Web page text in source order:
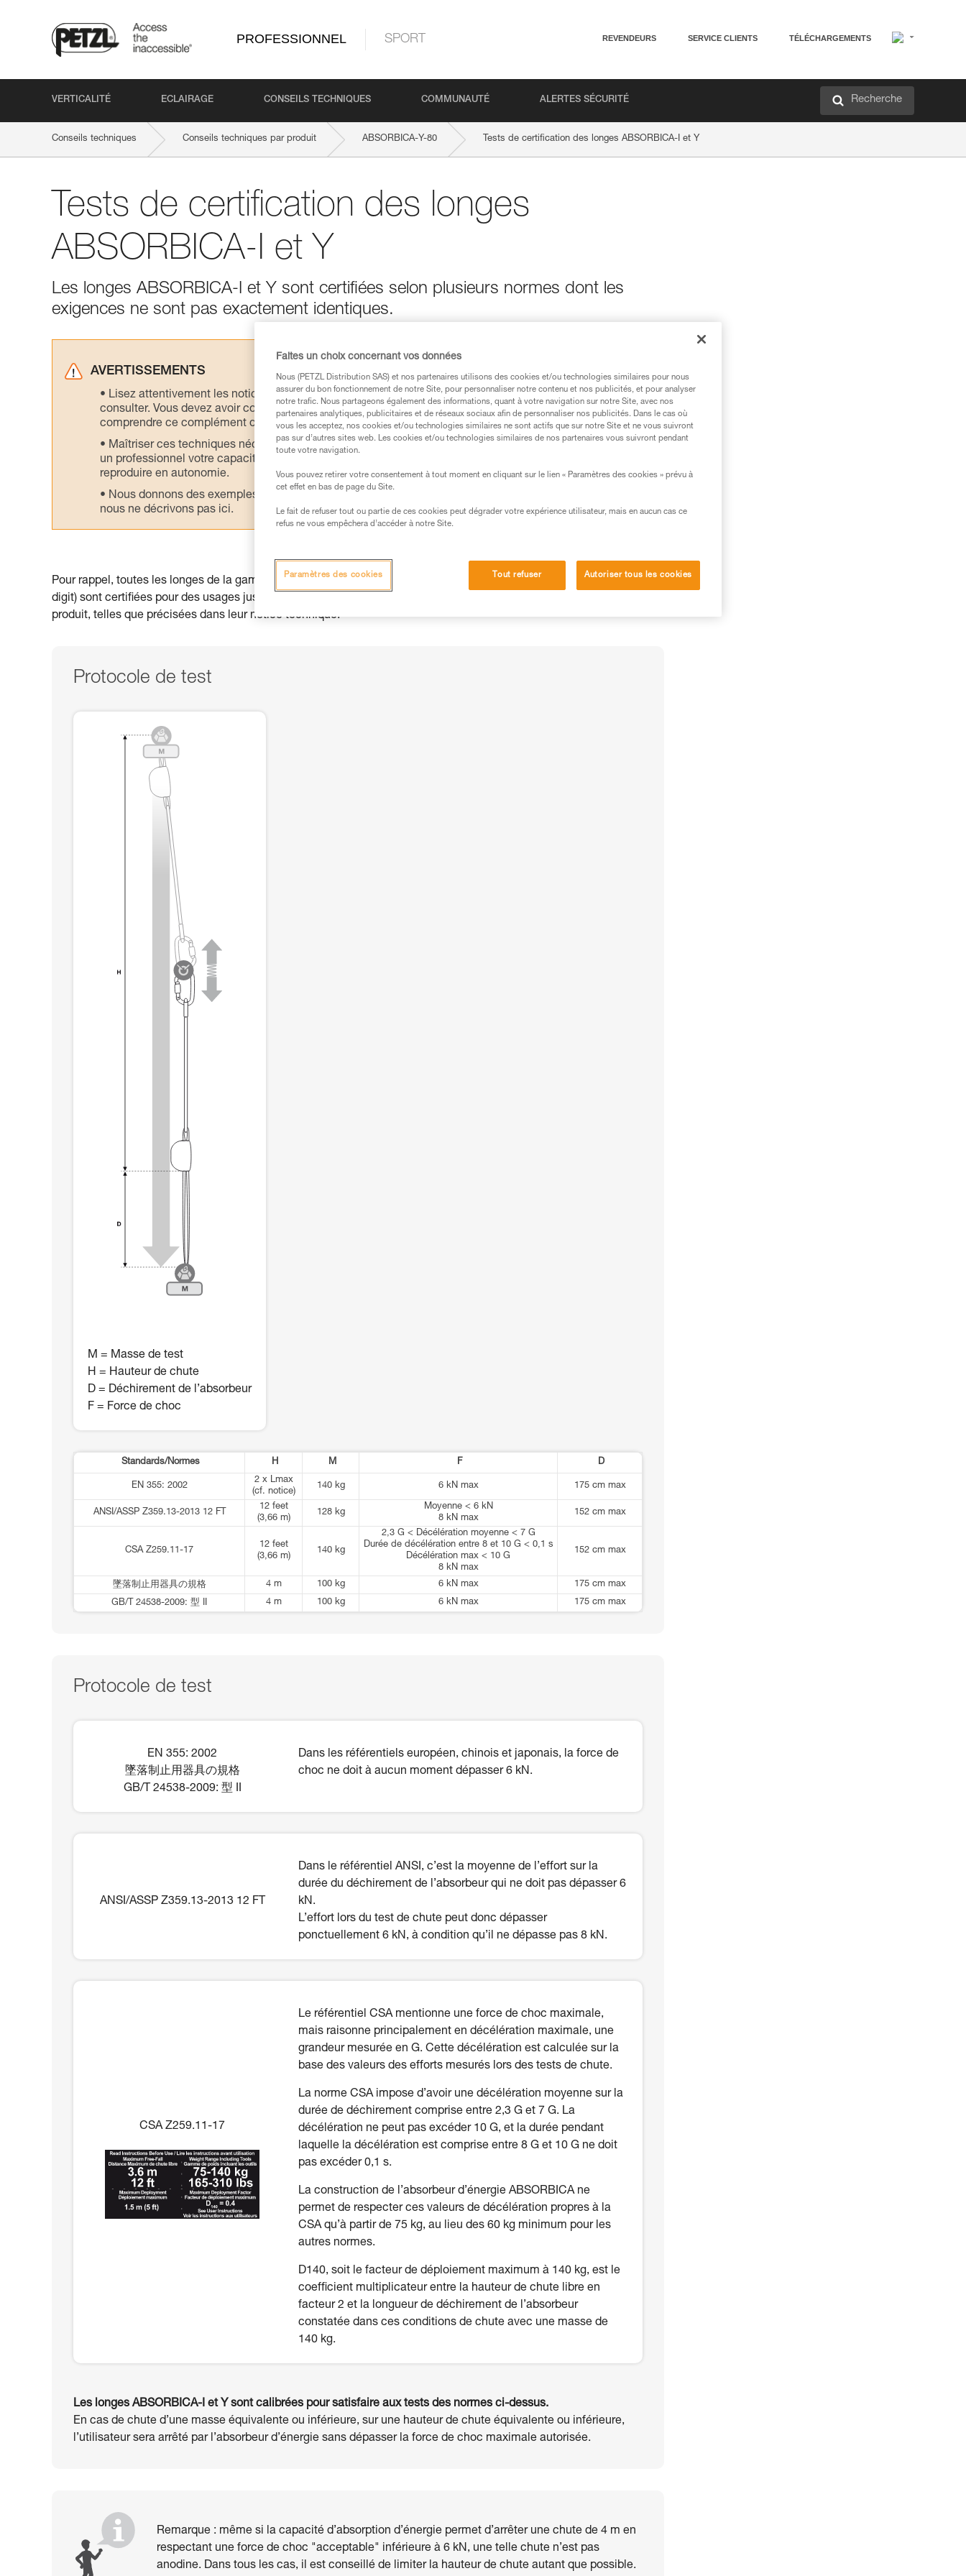
PROFESSIONNEL SPORT REVENDEURS SERVICE CLIENTS TÉLÉCHARGEMENTS
VERTICALITÉ ECLAIRAGE CONSEILS TECHNIQUES COMMUNAUTÉ ALERTES SÉCURITÉ Recherche
Conseils techniques Conseils techniques par produit ABSORBICA-Y-80 Tests de certification des longes ABSORBICA-I et Y
Tests de certification des longes
ABSORBICA-I et Y
Les longes ABSORBICA-I et Y sont certifiées selon plusieurs normes dont les
exigences ne sont pas exactement identiques.
AVERTISSEMENTS
Lisez attentivement les notices techniques des produits utilisés dans ce conseil avant de le
consulter. Vous devez avoir compris les informations de la notice technique pour pouvoir
comprendre ce complément d’informations.
Maîtriser ces techniques nécessite une formation et un entraînement spécifique. Validez avec
un professionnel votre capacité à refaire la manipulation, seul, en toute sécurité, avant de la
reproduire en autonomie.
Nous donnons des exemples de techniques liées à votre activité. Il peut en exister d’autres que
nous ne décrivons pas ici.
Pour rappel, toutes les longes de la gamme ABSORBICA 2024 (référence commerciale comportant un B au sixième
digit) sont certifiées pour des usages jusqu’à 140 kg max, et pour les hauteurs de chute maximales propres à chaque
produit, telles que précisées dans leur notice technique.
Protocole de test
M = Masse de test
H = Hauteur de chute
D = Déchirement de l’absorbeur
F = Force de choc
Standards/Normes H M F D
EN 355: 2002
2 x Lmax
(cf. notice)
140 kg 6 kN max 175 cm max
ANSI/ASSP Z359.13-2013 12 FT
12 feet
(3,66 m)
128 kg
Moyenne < 6 kN
8 kN max
152 cm max
CSA Z259.11-17
12 feet
(3,66 m)
140 kg
2,3 G < Décélération moyenne < 7 G
Durée de décélération entre 8 et 10 G < 0,1 s
Décélération max < 10 G
8 kN max
152 cm max
墜落制止用器具の規格 4 m 100 kg 6 kN max
175 cm max
GB/T 24538-2009: 型 II
4 m 100 kg 6 kN max 175 cm max
Protocole de test
EN 355: 2002
墜落制止用器具の規格
GB/T 24538-2009: 型 II
Dans les référentiels européen, chinois et japonais, la force de
choc ne doit à aucun moment dépasser 6 kN.
ANSI/ASSP Z359.13-2013 12 FT
Dans le référentiel ANSI, c’est la moyenne de l’effort sur la
durée du déchirement de l’absorbeur qui ne doit pas dépasser 6
kN.
L’effort lors du test de chute peut donc dépasser
ponctuellement 6 kN, à condition qu’il ne dépasse pas 8 kN.
CSA Z259.11-17
Le référentiel CSA mentionne une force de choc maximale,
mais raisonne principalement en décélération maximale, une
grandeur mesurée en G. Cette décélération est calculée sur la
base des valeurs des efforts mesurés lors des tests de chute.
La norme CSA impose d’avoir une décélération moyenne sur la
durée de déchirement comprise entre 2,3 G et 7 G. La
décélération ne peut pas excéder 10 G, et la durée pendant
laquelle la décélération est comprise entre 8 G et 10 G ne doit
pas excéder 0,1 s.
La construction de l’absorbeur d’énergie ABSORBICA ne
permet de respecter ces valeurs de décélération propres à la
CSA qu’à partir de 75 kg, au lieu des 60 kg minimum pour les
autres normes.
D140, soit le facteur de déploiement maximum à 140 kg, est le
coefficient multiplicateur entre la hauteur de chute libre en
facteur 2 et la longueur de déchirement de l’absorbeur
constatée dans ces conditions de chute avec une masse de
140 kg.
Les longes ABSORBICA-I et Y sont calibrées pour satisfaire aux tests des normes ci-dessus.
En cas de chute d’une masse équivalente ou inférieure, sur une hauteur de chute équivalente ou inférieure,
l’utilisateur sera arrêté par l’absorbeur d’énergie sans dépasser la force de choc maximale autorisée.
Remarque : même si la capacité d’absorption d’énergie permet d’arrêter une chute de 4 m en
respectant une force de choc "acceptable" inférieure à 6 kN, une telle chute n’est pas
anodine. Dans tous les cas, il est conseillé de limiter la hauteur de chute autant que possible.
Faites un choix concernant vos données
Nous (PETZL Distribution SAS) et nos partenaires utilisons des cookies et/ou technologies similaires pour nous
assurer du bon fonctionnement de notre Site, pour personnaliser notre contenu et nos publicités, et pour analyser
notre trafic. Nous partageons également des informations, quant à votre navigation sur notre Site, avec nos
partenaires analytiques, publicitaires et de réseaux sociaux afin de personnaliser nos publicités. Dans le cas où
vous les acceptez, nos cookies et/ou technologies similaires ne sont actifs que sur notre Site et ne vous suivront
pas sur d’autres sites web. Les cookies et/ou technologies similaires de nos partenaires vous suivront pendant
toute votre navigation.
Vous pouvez retirer votre consentement à tout moment en cliquant sur le lien « Paramètres des cookies » prévu à
cet effet en bas de page du Site.
Le fait de refuser tout ou partie de ces cookies peut dégrader votre expérience utilisateur, mais en aucun cas ce
refus ne vous empêchera d’accéder à notre Site.
Tout refuser Autoriser tous les cookies
Paramètres des cookies